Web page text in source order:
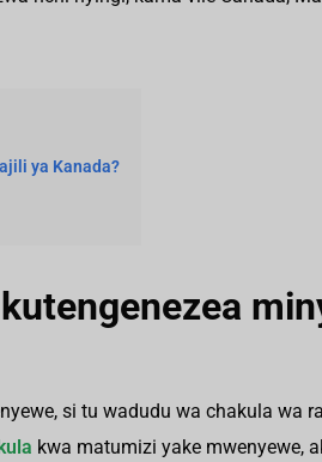
ya Kanada?
si tu wadudu wa chakula wa
kwa matumizi yake mwenyewe,